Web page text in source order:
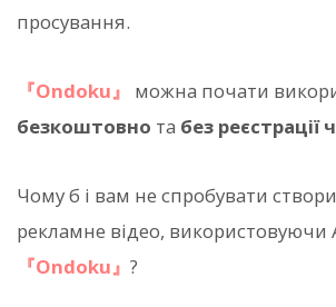
просування.
『Ondoku』
можна почати
безкоштовно та без реєстрації
Чому б і вам не спробувати
рекламне відео, використовуючи
『Ondoku』 ?